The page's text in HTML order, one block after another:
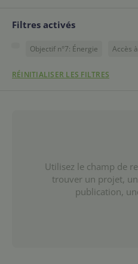
Filtres activés
Objectif n°7: Énergie Accès
RÉINITIALISER LES FILTRES
Utilisez le champ de
trouver un projet,
publication,